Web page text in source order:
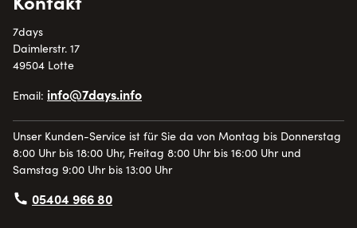
7days
Daimlerstr. 17
49504 Lotte
Email: info@7days.info
Unser Kunden-Service ist für Sie da von Montag bis Donnerstag
8:00 Uhr bis 18:00 Uhr, Freitag 8:00 Uhr bis 16:00 Uhr und
Samstag 9:00 Uhr bis 13:00 Uhr
05404 966 80